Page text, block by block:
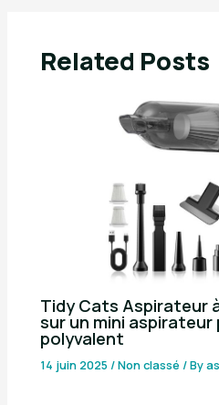
Related Posts
Tidy Cats Aspirateur
sur un mini
polyvalent
14 juin 2025/Non classé / By